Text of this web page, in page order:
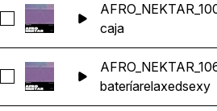
Seleccionar
caja
Seleccionar AFRO_NEKTAR_106
bateríarelaxedsexy